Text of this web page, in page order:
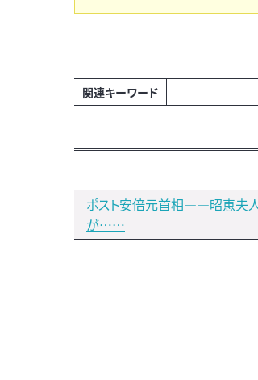
関連キーワード
ポスト安倍元首相—―昭恵夫
が……